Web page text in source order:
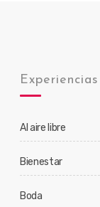
Experiencias
Al aire libre
Bienestar
Boda